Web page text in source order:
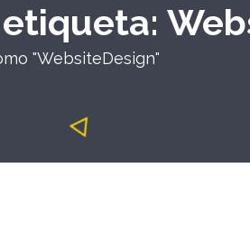
"WebsiteDesign"